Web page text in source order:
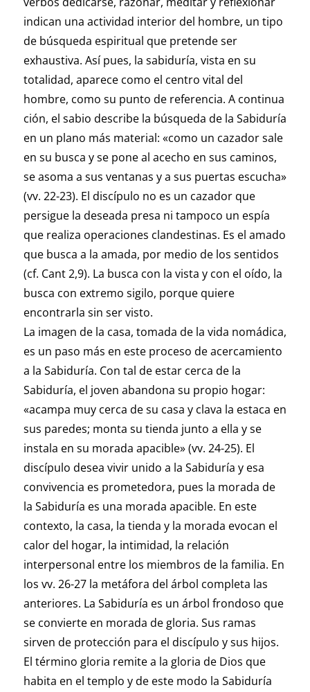
indican una actividad interior del hombre, un tipo
de búsqueda espiritual que pretende ser
exhaustiva. Así pues, la sabiduría, vista en su
totalidad, aparece como el centro vital del
hombre, como su punto de referencia. A continua
ción, el sabio describe la búsqueda de la Sabiduría
en un plano más material: «como un cazador sale
en su busca y se pone al acecho en sus caminos,
se asoma a sus ventanas y a sus puertas escucha»
(vv. 22-23). El discípulo no es un cazador que
persigue la deseada presa ni tampoco un espía
que realiza operaciones clandestinas. Es el amado
que busca a la amada, por medio de los sentidos
(cf. Cant 2,9). La busca con la vista y con el oído, la
busca con extremo sigilo, porque quiere
encontrarla sin ser visto.
La imagen de la casa, tomada de la vida nomádica,
es un paso más en este proceso de acercamiento
a la Sabiduría. Con tal de estar cerca de la
Sabiduría, el joven abandona su propio hogar:
«acampa muy cerca de su casa y clava la estaca en
sus paredes; monta su tienda junto a ella y se
instala en su morada apacible» (vv. 24-25). El
discípulo desea vivir unido a la Sabiduría y esa
convivencia es prometedora, pues la morada de
la Sabiduría es una morada apacible. En este
contexto, la casa, la tienda y la morada evocan el
calor del hogar, la intimidad, la relación
interpersonal entre los miembros de la familia. En
los vv. 26-27 la metáfora del árbol completa las
anteriores. La Sabiduría es un árbol frondoso que
se convierte en morada de gloria. Sus ramas
sirven de protección para el discípulo y sus hijos.
El término gloria remite a la gloria de Dios que
habita en el templo y de este modo la Sabiduría